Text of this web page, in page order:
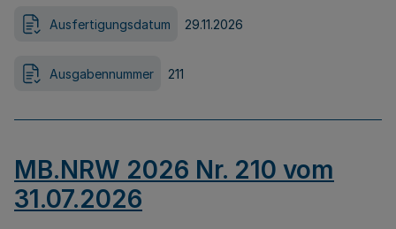
Ausfertigungsdatum 29.11.2026
Ausgabennummer 211
MB.NRW 2026 Nr. 210 vom
31.07.2026